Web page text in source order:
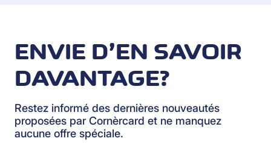
ENVIE D’EN SAVOIR
DAVANTAGE?
Restez informé des dernières nouveautés
proposées par Cornèrcard et ne manquez
aucune offre spéciale.